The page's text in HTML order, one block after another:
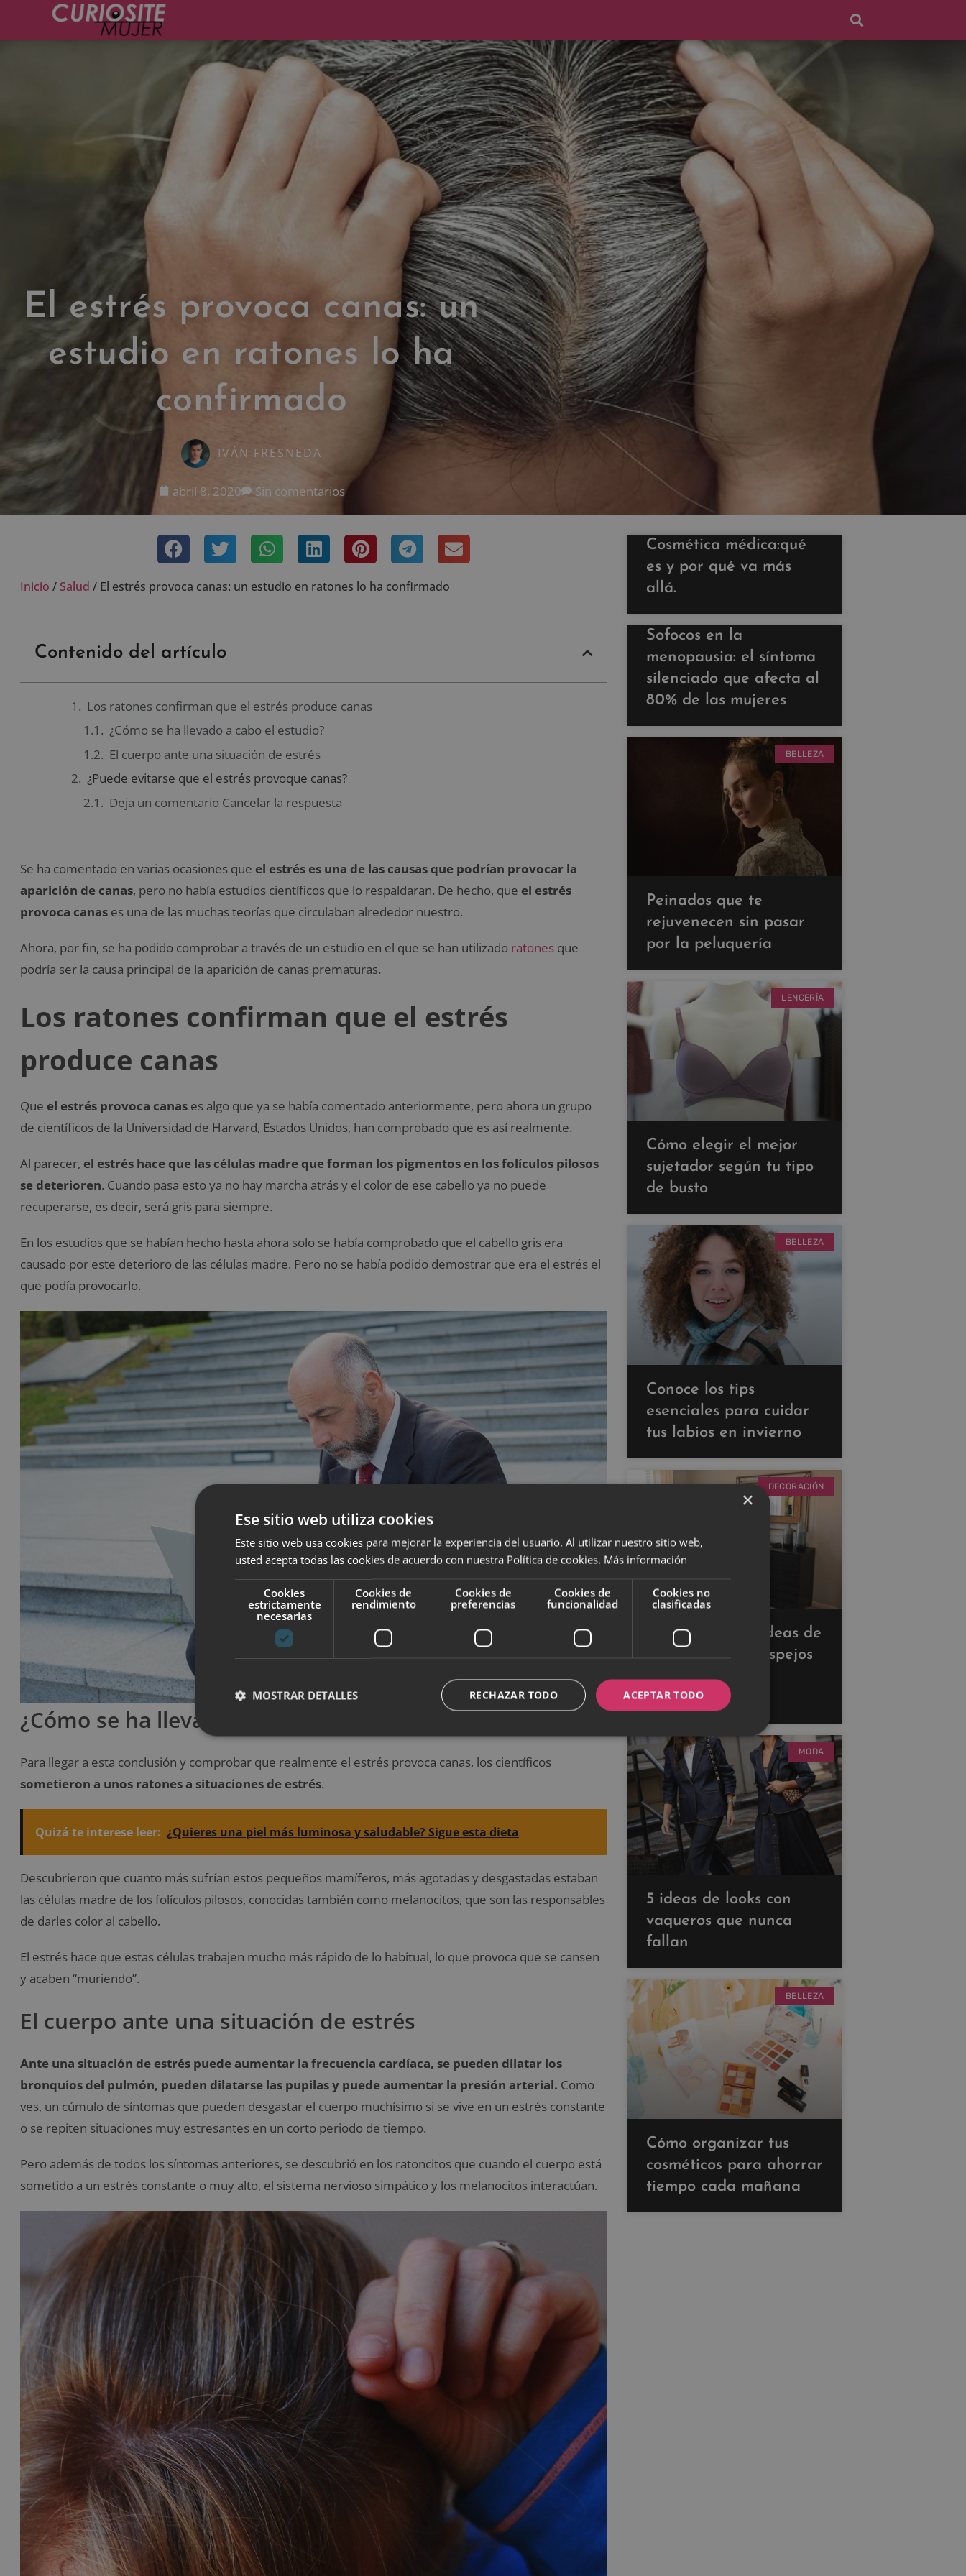
El estrés provoca canas: un
estudio en ratones lo ha
confirmado
IVÁN FRESNEDA
abril 8, 2020 Sin comentarios
Inicio / Salud / El estrés provoca canas: un estudio en ratones lo ha confirmado
Contenido del artículo
Los ratones confirman que el estrés produce canas
¿Cómo se ha llevado a cabo el estudio?
El cuerpo ante una situación de estrés
¿Puede evitarse que el estrés provoque canas?
Deja un comentario Cancelar la respuesta
Se ha comentado en varias ocasiones que el estrés es una de las causas que podrían provocar la
aparición de canas, pero no había estudios científicos que lo respaldaran. De hecho, que el estrés
provoca canas es una de las muchas teorías que circulaban alrededor nuestro.
Ahora, por fin, se ha podido comprobar a través de un estudio en el que se han utilizado ratones que
podría ser la causa principal de la aparición de canas prematuras.
Los ratones confirman que el estrés
produce canas
Que el estrés provoca canas es algo que ya se había comentado anteriormente, pero ahora un grupo
de científicos de la Universidad de Harvard, Estados Unidos, han comprobado que es así realmente.
Al parecer, el estrés hace que las células madre que forman los pigmentos en los folículos pilosos
se deterioren. Cuando pasa esto ya no hay marcha atrás y el color de ese cabello ya no puede
recuperarse, es decir, será gris para siempre.
En los estudios que se habían hecho hasta ahora solo se había comprobado que el cabello gris era
causado por este deterioro de las células madre. Pero no se había podido demostrar que era el estrés el
que podía provocarlo.
¿Cómo se ha llevado a cabo el estudio?
Para llegar a esta conclusión y comprobar que realmente el estrés provoca canas, los científicos
sometieron a unos ratones a situaciones de estrés.
Quizá te interese leer: ¿Quieres una piel más luminosa y saludable? Sigue esta dieta
Descubrieron que cuanto más sufrían estos pequeños mamíferos, más agotadas y desgastadas estaban
las células madre de los folículos pilosos, conocidas también como melanocitos, que son las responsables
de darles color al cabello.
El estrés hace que estas células trabajen mucho más rápido de lo habitual, lo que provoca que se cansen
y acaben “muriendo”.
El cuerpo ante una situación de estrés
Ante una situación de estrés puede aumentar la frecuencia cardíaca, se pueden dilatar los
bronquios del pulmón, pueden dilatarse las pupilas y puede aumentar la presión arterial. Como
ves, un cúmulo de síntomas que pueden desgastar el cuerpo muchísimo si se vive en un estrés constante
o se repiten situaciones muy estresantes en un corto periodo de tiempo.
Pero además de todos los síntomas anteriores, se descubrió en los ratoncitos que cuando el cuerpo está
sometido a un estrés constante o muy alto, el sistema nervioso simpático y los melanocitos interactúan.
Cosmética médica:qué
es y por qué va más
allá.
Sofocos en la
menopausia: el síntoma
silenciado que afecta al
80% de las mujeres
BELLEZA
Peinados que te
rejuvenecen sin pasar
por la peluquería
LENCERÍA
Cómo elegir el mejor
sujetador según tu tipo
de busto
BELLEZA
Conoce los tips
esenciales para cuidar
tus labios en invierno
DECORACIÓN
Descubre estas ideas de
decoración con espejos
para ampliar tus
espacios
MODA
5 ideas de looks con
vaqueros que nunca
fallan
BELLEZA
Cómo organizar tus
cosméticos para ahorrar
tiempo cada mañana
×
Ese sitio web utiliza cookies
Este sitio web usa cookies para mejorar la experiencia del usuario. Al utilizar nuestro sitio web,
usted acepta todas las cookies de acuerdo con nuestra Política de cookies. Más información
Cookies
estrictamente
necesarias
Cookies de
rendimiento
Cookies de
preferencias
Cookies de
funcionalidad
Cookies no
clasificadas
ACEPTAR TODO
RECHAZAR TODO
MOSTRAR DETALLES